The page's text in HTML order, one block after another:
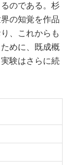
のである。杉
の知覚を作品
、これからも
めに、既成概
験はさらに続